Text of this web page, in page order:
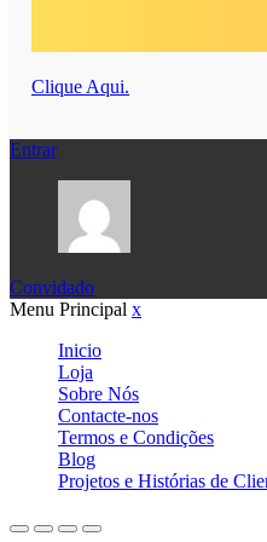
Clique Aqui.
Entrar
Convidado
Menu Principal x
Inicio
Loja
Sobre Nós
Contacte-nos
Termos e Condições
Blog
Projetos e Histórias de